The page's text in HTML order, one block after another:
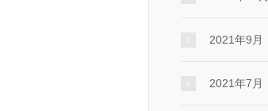
2021年9月
2021年7月